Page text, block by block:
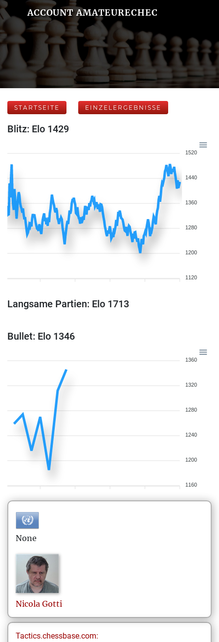
ACCOUNT AMATEURECHEC
STARTSEITE EINZELERGEBNISSE
Blitz: Elo 1429
1520
1440
1360
1280
1200
1120
Langsame Partien: Elo 1713
Bullet: Elo 1346
1360
1320
1280
1240
1200
1160
None
Nicola Gotti
Tactics.chessbase.com: